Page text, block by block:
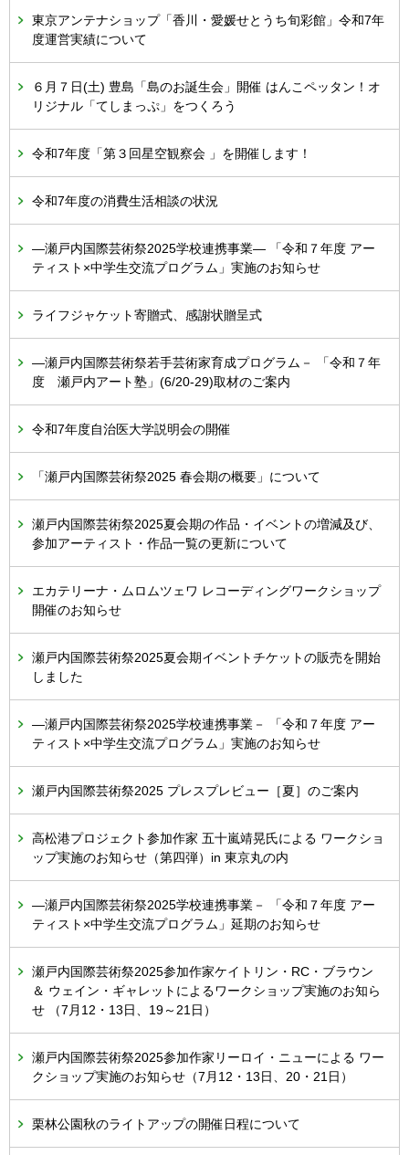
東京アンテナショップ「香川・愛媛せとうち旬彩館」令和7年
度運営実績について
６月７日(土) 豊島「島のお誕生会」開催 はんこペッタン！オ
リジナル「てしまっぷ」をつくろう
令和7年度「第３回星空観察会 」を開催します！
令和7年度の消費生活相談の状況
―瀬戸内国際芸術祭2025学校連携事業― 「令和７年度 アー
ティスト×中学生交流プログラム」実施のお知らせ
ライフジャケット寄贈式、感謝状贈呈式
―瀬戸内国際芸術祭若手芸術家育成プログラム－ 「令和７年
度 瀬戸内アート塾」(6/20-29)取材のご案内
令和7年度自治医大学説明会の開催
「瀬戸内国際芸術祭2025 春会期の概要」について
瀬戸内国際芸術祭2025夏会期の作品・イベントの増減及び、
参加アーティスト・作品一覧の更新について
エカテリーナ・ムロムツェワ レコーディングワークショップ
開催のお知らせ
瀬戸内国際芸術祭2025夏会期イベントチケットの販売を開始
しました
―瀬戸内国際芸術祭2025学校連携事業－ 「令和７年度 アー
ティスト×中学生交流プログラム」実施のお知らせ
瀬戸内国際芸術祭2025 プレスプレビュー［夏］のご案内
高松港プロジェクト参加作家 五十嵐靖晃氏による ワークショ
ップ実施のお知らせ（第四弾）in 東京丸の内
―瀬戸内国際芸術祭2025学校連携事業－ 「令和７年度 アー
ティスト×中学生交流プログラム」延期のお知らせ
瀬戸内国際芸術祭2025参加作家ケイトリン・RC・ブラウン
＆ ウェイン・ギャレットによるワークショップ実施のお知ら
せ （7月12・13日、19～21日）
瀬戸内国際芸術祭2025参加作家リーロイ・ニューによる ワー
クショップ実施のお知らせ（7月12・13日、20・21日）
栗林公園秋のライトアップの開催日程について